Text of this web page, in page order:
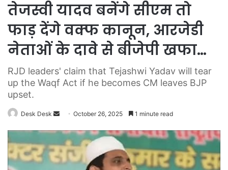
तेजस्वी यादव बनेंगे सीएम तो
फाड़ देंगे वक्फ कानून, आरजेडी
नेताओं के दावे से बीजेपी खफा…
RJD leaders' claim that Tejashwi Yadav will tear
up the Waqf Act if he becomes CM leaves BJP
upset.
Desk Desk
Send
email
October 26, 2025 1 minute read